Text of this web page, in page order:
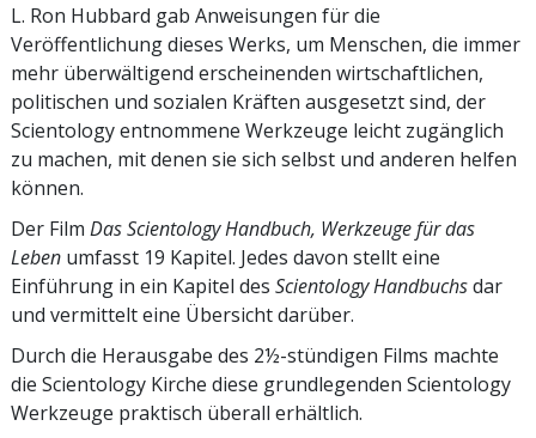
L. Ron Hubbard gab Anweisungen für die
Veröffentlichung dieses Werks, um Menschen, die immer
mehr überwältigend erscheinenden wirtschaftlichen,
politischen und sozialen Kräften ausgesetzt sind, der
Scientology entnommene Werkzeuge leicht zugänglich
zu machen, mit denen sie sich selbst und anderen helfen
können.
Der Film Das Scientology Handbuch, Werkzeuge für das
Leben umfasst 19 Kapitel. Jedes davon stellt eine
Einführung in ein Kapitel des Scientology Handbuchsdar
und vermittelt eine Übersicht darüber.
Durch die Herausgabe des 2½-stündigen Films machte
die Scientology Kirche diese grundlegenden Scientology
Werkzeuge praktisch überall erhältlich.